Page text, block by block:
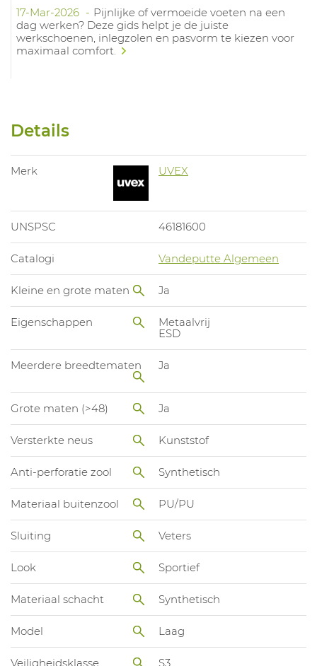
17-Mar-2026
Pijnlijke of vermoeide voeten na een
dag werken? Deze gids helpt je de juiste
werkschoenen, inlegzolen en pasvorm te kiezen voor
maximaal comfort.
Details
Merk UVEX
UNSPSC 46181600
Catalogi Vandeputte Algemeen
Kleine en grote maten Ja
Eigenschappen
Metaalvrij
ESD
Meerdere breedtematen Ja
Grote maten (>48) Ja
Versterkte neus Kunststof
Anti-perforatie zool Synthetisch
Materiaal buitenzool PU/PU
Sluiting Veters
Look Sportief
Materiaal schacht Synthetisch
Model Laag
Veiligheidsklasse S3